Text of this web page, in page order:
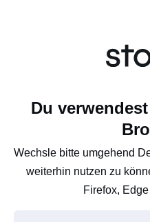
Du
Wechsle bitte umgehend
weiterhin nutzen zu
Firefox,